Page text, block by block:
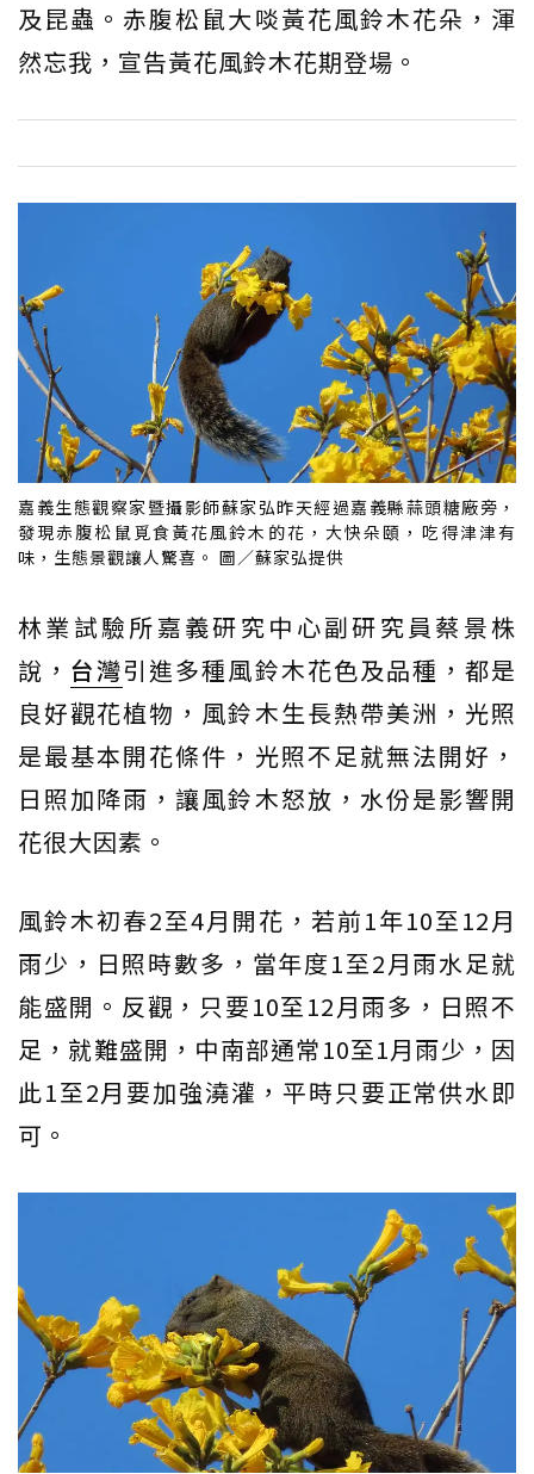
及昆蟲。赤腹松鼠大啖黃花風鈴木花朵，渾
然忘我，宣告黃花風鈴木花期登場。
嘉義生態觀察家暨攝影師蘇家弘昨天經過嘉義縣蒜頭糖廠旁，
發現赤腹松鼠覓食黃花風鈴木的花，大快朵頤，吃得津津有
味，生態景觀讓人驚喜。 圖／蘇家弘提供
林業試驗所嘉義研究中心副研究員蔡景株
說， 台灣引進多種風鈴木花色及品種，都是
良好觀花植物，風鈴木生長熱帶美洲，光照
是最基本開花條件，光照不足就無法開好，
日照加降雨，讓風鈴木怒放，水份是影響開
花很大因素。
風鈴木初春2至4月開花，若前1年10至12月
雨少，日照時數多，當年度1至2月雨水足就
能盛開。反觀，只要10至12月雨多，日照不
足，就難盛開，中南部通常10至1月雨少，因
此1至2月要加強澆灌，平時只要正常供水即
可。